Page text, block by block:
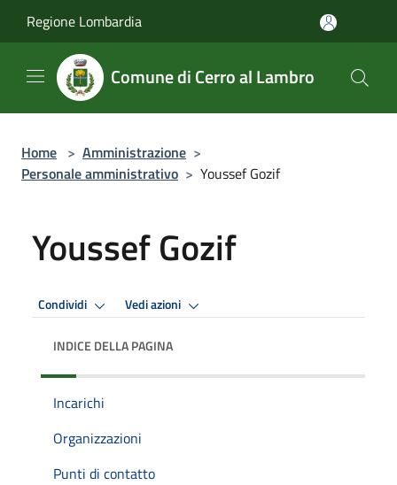
Regione Lombardia
Comune di Cerro al Lambro
Home > Amministrazione >
Personale amministrativo > Youssef Gozif
Youssef Gozif
Condividi Vedi azioni
INDICE DELLA PAGINA
Incarichi
Organizzazioni
Punti di contatto